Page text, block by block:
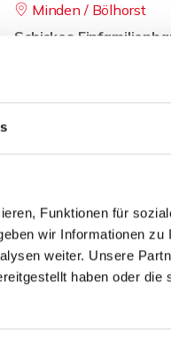
Funktionen für
wir Informationen zu
weiter. Unsere
haben oder die
Minden / Bölhorst
Schickes
Lübbecke Löhne Minden
Petershagen / Döhren